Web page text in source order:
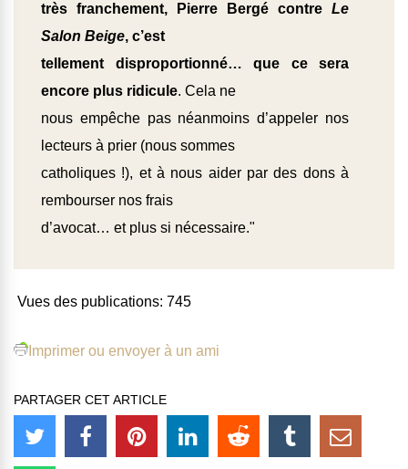
très franchement, Pierre Bergé contre Le
Salon Beige, c’est
tellement disproportionné… que ce sera
encore plus ridicule. Cela ne
nous empêche pas néanmoins d’appeler nos
lecteurs à prier (nous sommes
catholiques !), et à nous aider par des dons à
rembourser nos frais
d’avocat… et plus si nécessaire."
Vues des publications: 745
Imprimer ou envoyer à un ami
PARTAGER CET ARTICLE